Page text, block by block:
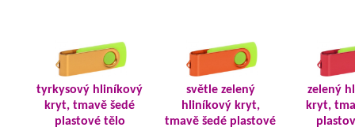
tyrkysový hliníkový
kryt, tmavě šedé
plastové tělo
světle zelený
hliníkový kryt,
tmavě šedé plastové
zelený
kryt,